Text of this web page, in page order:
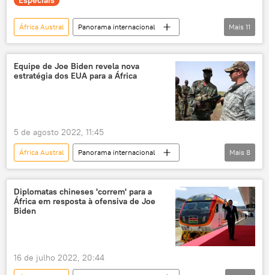
África Austral
Panorama internacional
exclusiva
África
Oriente Médio e África
China
Rússia
União Africana
Mais 11
Equipe de Joe Biden revela nova
estratégia dos EUA para a África
5 de agosto 2022, 11:45
África Austral
Panorama internacional
EUA
Departamento de Estado dos EUA
Departamento de Defesa dos EUA
Américas
parceria estratégica
estratégia
Norte da África
Mais 8
Diplomatas chineses 'correm' para a
África em resposta à ofensiva de Joe
Biden
16 de julho 2022, 20:44